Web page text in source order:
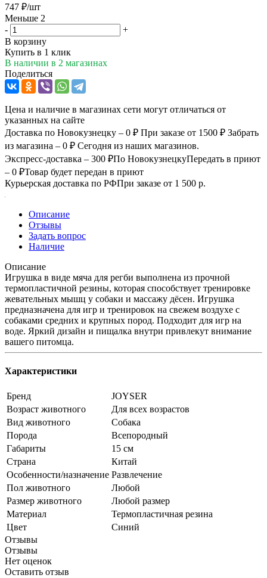
747 ₽/шт
Меньше 2
-
+
В корзину
Купить в 1 клик
В наличии в 2 магазинах
Поделиться
Цена и наличие в магазинах сети могут отличаться от
указанных на сайте
Доставка по Новокузнецку – 0 ₽ При заказе от 1500 ₽ Забрать
из магазина – 0 ₽ Сегодня из наших магазинов.
Экспресс-доставка – 300 ₽По НовокузнецкуПередать в приют
– 0 ₽Товар будет передан в приют
Курьерская доставка по РФПри заказе от 1 500 р.
Описание
Отзывы
Задать вопрос
Наличие
Описание
Игрушка в виде мяча для регби выполнена из прочной
термопластичной резины, которая способствует тренировке
жевательных мышц у собаки и массажу дёсен. Игрушка
предназначена для игр и тренировок на свежем воздухе с
собаками средних и крупных пород. Подходит для игр на
воде. Яркий дизайн и пищалка внутри привлекут внимание
вашего питомца.
Характеристики
Бренд
JOYSER
Возраст животного
Для всех возрастов
Вид животного
Собака
Порода
Всепородный
Габариты
15 см
Страна
Китай
Особенности/назначение Развлечение
Пол животного
Любой
Размер животного
Любой размер
Материал
Термопластичная резина
Цвет
Синий
Отзывы
Отзывы
Нет оценок
Оставить отзыв